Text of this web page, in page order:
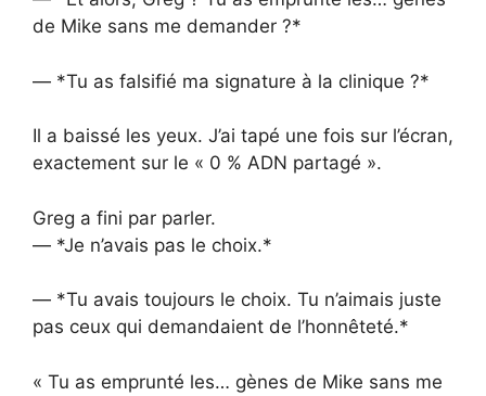
de Mike sans me demander ?*
— *Tu as falsifié ma signature à la clinique ?*
Il a baissé les yeux. J’ai tapé une fois sur l’écran,
exactement sur le « 0 % ADN partagé ».
Greg a fini par parler.
— *Je n’avais pas le choix.*
— *Tu avais toujours le choix. Tu n’aimais juste
pas ceux qui demandaient de l’honnêteté.*
« Tu as emprunté les… gènes de Mike sans me